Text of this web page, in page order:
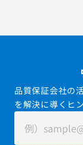
品質保証会社の
を解決に導くヒ